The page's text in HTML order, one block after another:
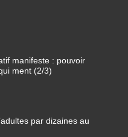
manifeste : pouvoir
ment (2/3)
par dizaines au